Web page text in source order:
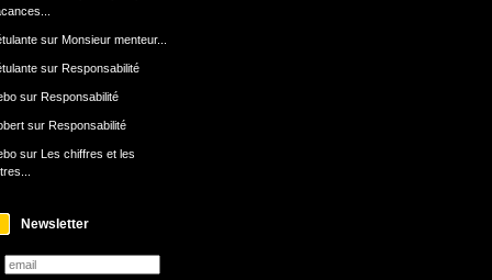
sur Monsieur menteur...
sur Responsabilité
sur Responsabilité
sur Responsabilité
sur Les chiffres et les
Newsletter